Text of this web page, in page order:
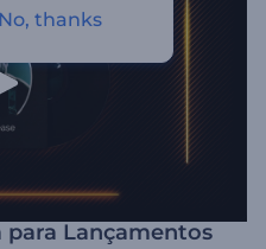
para Lançamentos
No, thanks